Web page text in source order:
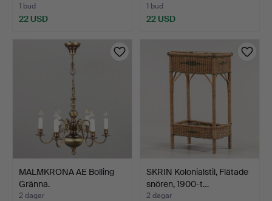
1 bud
22 USD
1 bud
22 USD
MALMKRONA AE Bolling
Gränna.
2 dagar
SKRIN Kolonialstil, Flätade
snören, 1900-t…
2 dagar